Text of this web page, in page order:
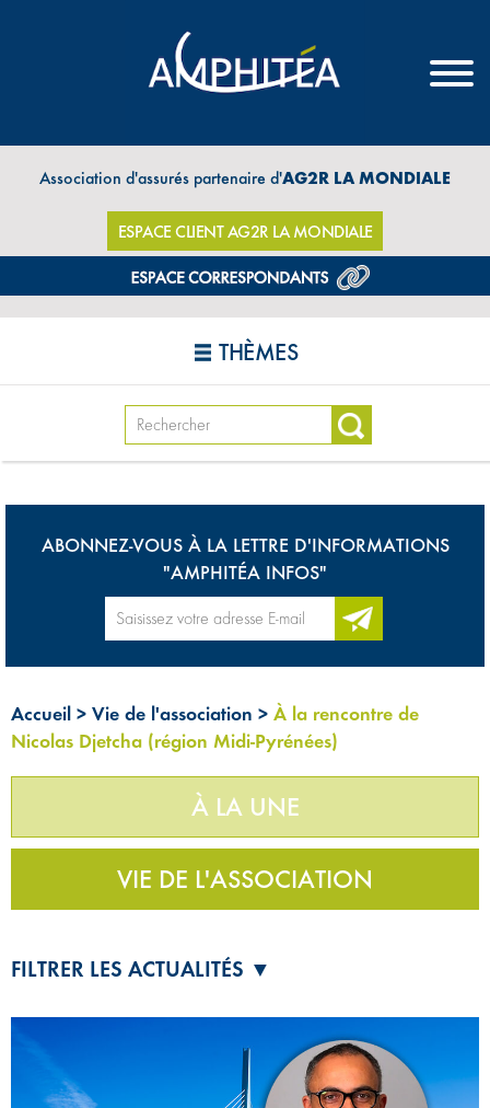
Association d'assurés partenaire d'AG2R LA MONDIALE
ESPACE CLIENT AG2R LA MONDIALE
THÈMES
ABONNEZ-VOUS À LA LETTRE D'INFORMATIONS
"AMPHITÉA INFOS"
Accueil > Vie de l'association > À la rencontre de
Nicolas Djetcha (région Midi-Pyrénées)
À LA UNE
VIE DE L'ASSOCIATION
FILTRER LES ACTUALITÉS ▼